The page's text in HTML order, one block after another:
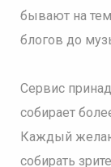
бывают на
блогов до
Сервис
собирает
Каждый
собирать